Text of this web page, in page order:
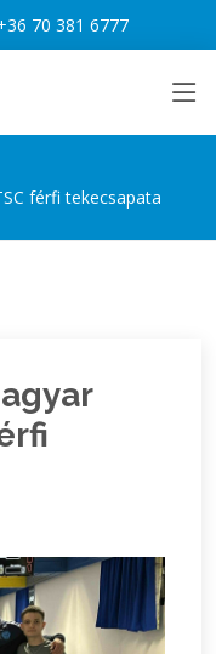
70 381 6777
férfi tekecsapata